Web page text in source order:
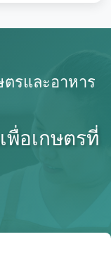
รและอาหาร
พื่อเกษตรที่